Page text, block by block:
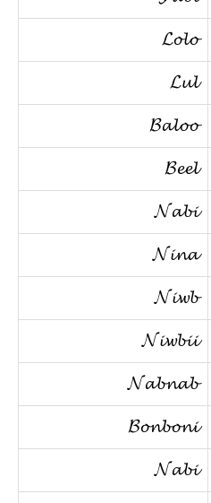
𝓛𝓸𝓵𝓸
𝓛𝓾𝓵
𝓑𝓪𝓵𝓸𝓸
𝓑𝓮𝓮𝓵
𝓝𝓪𝓫𝓲
𝓝𝓲𝓷𝓪
𝓝𝓲𝔀𝓫
𝓝𝓲𝔀𝓫𝓲𝓲
𝓝𝓪𝓫𝓷𝓪𝓫
𝓑𝓸𝓷𝓫𝓸𝓷𝓲
𝓝𝓪𝓫𝓲